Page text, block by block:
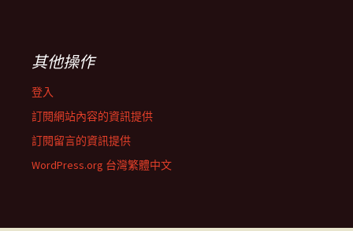
其他操作
登入
訂閱網站內容的資訊提供
訂閱留言的資訊提供
WordPress.org 台灣繁體中文